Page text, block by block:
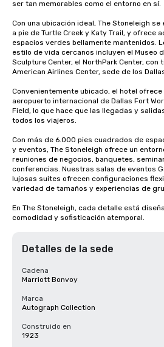
ser tan memorables como el entorno en sí.
Con una ubicación ideal, The Stoneleigh
a pie de Turtle Creek y Katy Trail, y ofrece
espacios verdes bellamente mantenidos.
estilo de vida cercanos incluyen el Museo
Sculpture Center, el NorthPark Center, con
American Airlines Center, sede de los
Convenientemente ubicado, el hotel
aeropuerto internacional de Dallas Fort
Field, lo que hace que las llegadas y
todos los viajeros.
Con más de 6.000 pies cuadrados de
y eventos, The Stoneleigh ofrece un
reuniones de negocios, banquetes,
conferencias. Nuestras salas de eventos
lujosas suites ofrecen configuraciones
variedad de tamaños y experiencias de
En The Stoneleigh, cada detalle está
comodidad y sofisticación atemporal.
Detalles de la sede
Cadena
Marriott Bonvoy
Marca
Autograph Collection
Construido en
1923